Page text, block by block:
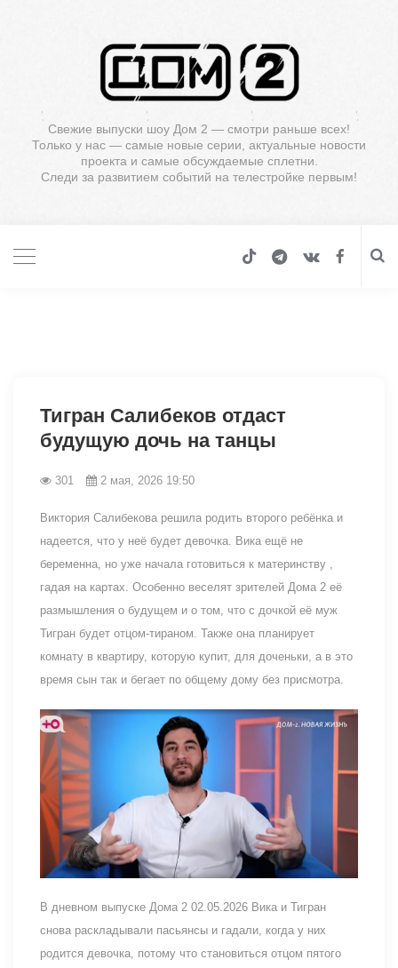
Свежие выпуски шоу Дом 2 — смотри раньше всех!
Только у нас — самые новые серии, актуальные новости
проекта и самые обсуждаемые сплетни.
Следи за развитием событий на телестройке первым!
Тигран Салибеков отдаст
будущую дочь на танцы
301 2 мая, 2026 19:50
Виктория Салибекова решила родить второго ребёнка и
надеется, что у неё будет девочка. Вика ещё не
беременна, но уже начала готовиться к материнству ,
гадая на картах. Особенно веселят зрителей Дома 2 её
размышления о будущем и о том, что с дочкой её муж
Тигран будет отцом-тираном. Также она планирует
комнату в квартиру, которую купит, для доченьки, а в это
время сын так и бегает по общему дому без присмотра.
В дневном выпуске Дома 2 02.05.2026 Вика и Тигран
снова раскладывали пасьянсы и гадали, когда у них
родится девочка, потому что становиться отцом пятого